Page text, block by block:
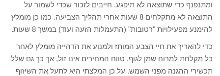
ומתנפנף כדי שתוצאה לא תיפגע. חייבים לזכור שכדי לשמור על
התוצאה לא מתקלחים 8 שעות אחרי תהליך הצביעה. כמו כן מומלץ
להימנע מפעילויות "רטובות" (התעמלות הזעה ועוד) במשך 8 שעות.
כדי להאריך את חיי הצבע המותז ולמנוע את הדהייה מומלץ לאחר
כל מקלחת למרוח שמן לגוף. טווח המחירים אינו זול, אך כך גם שלל
תכשירי ההגנה מפני השמש. על כן המלצתי היא לתעל את השיזוף